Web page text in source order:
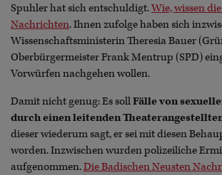
Spuhler hat sich entschuldigt.Wie, wissen
Nachrichten. Ihnen zufolge haben sich
Wissenschaftsministerin Theresia Bauer
Oberbürgermeister Frank Mentrup (SPD)
Vorwürfen nachgehen wollen.
Damit nicht genug: Es sollFälle von
durch einen leitenden
dieser wiederum sagt, er sei mit diesen
worden. Inzwischen wurden polizeiliche
aufgenommen.Die Badischen Neusten